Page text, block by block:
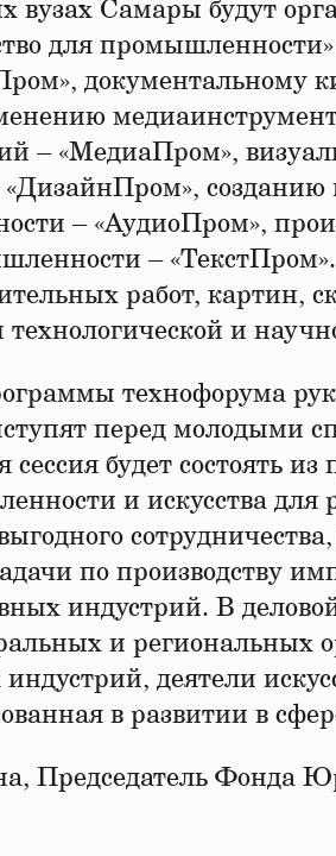
вузах Самары будут
для
документальному
– «МедиаПром»,
созданию
– «АудиоПром»,
– «ТекстПром».
работ, картин,
и
технофорума
перед молодыми
сессия будет состоять
и искусства для
по производству
индустрий. В
и региональных
деятели
в развитии в
Председатель Фонда